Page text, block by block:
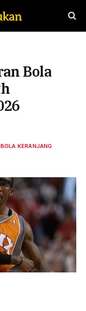
Bola
KERANJANG